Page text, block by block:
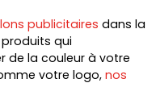
publicitaires dans la
qui
de la couleur à votre
votre logo, nos